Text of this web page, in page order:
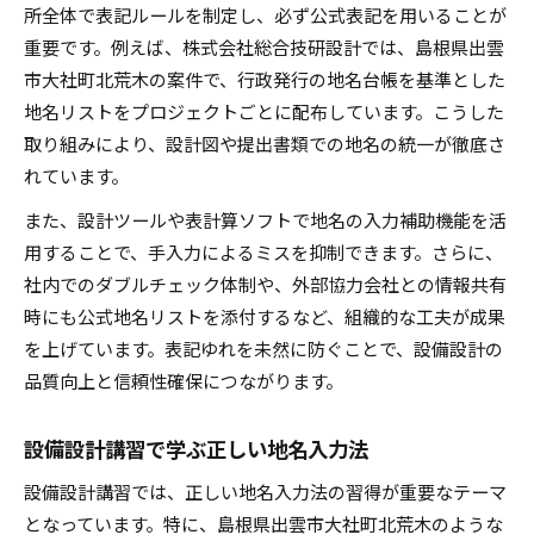
所全体で表記ルールを制定し、必ず公式表記を用いることが
重要です。例えば、株式会社総合技研設計では、島根県出雲
市大社町北荒木の案件で、行政発行の地名台帳を基準とした
地名リストをプロジェクトごとに配布しています。こうした
取り組みにより、設計図や提出書類での地名の統一が徹底さ
れています。
また、設計ツールや表計算ソフトで地名の入力補助機能を活
用することで、手入力によるミスを抑制できます。さらに、
社内でのダブルチェック体制や、外部協力会社との情報共有
時にも公式地名リストを添付するなど、組織的な工夫が成果
を上げています。表記ゆれを未然に防ぐことで、設備設計の
品質向上と信頼性確保につながります。
設備設計講習で学ぶ正しい地名入力法
設備設計講習では、正しい地名入力法の習得が重要なテーマ
となっています。特に、島根県出雲市大社町北荒木のような